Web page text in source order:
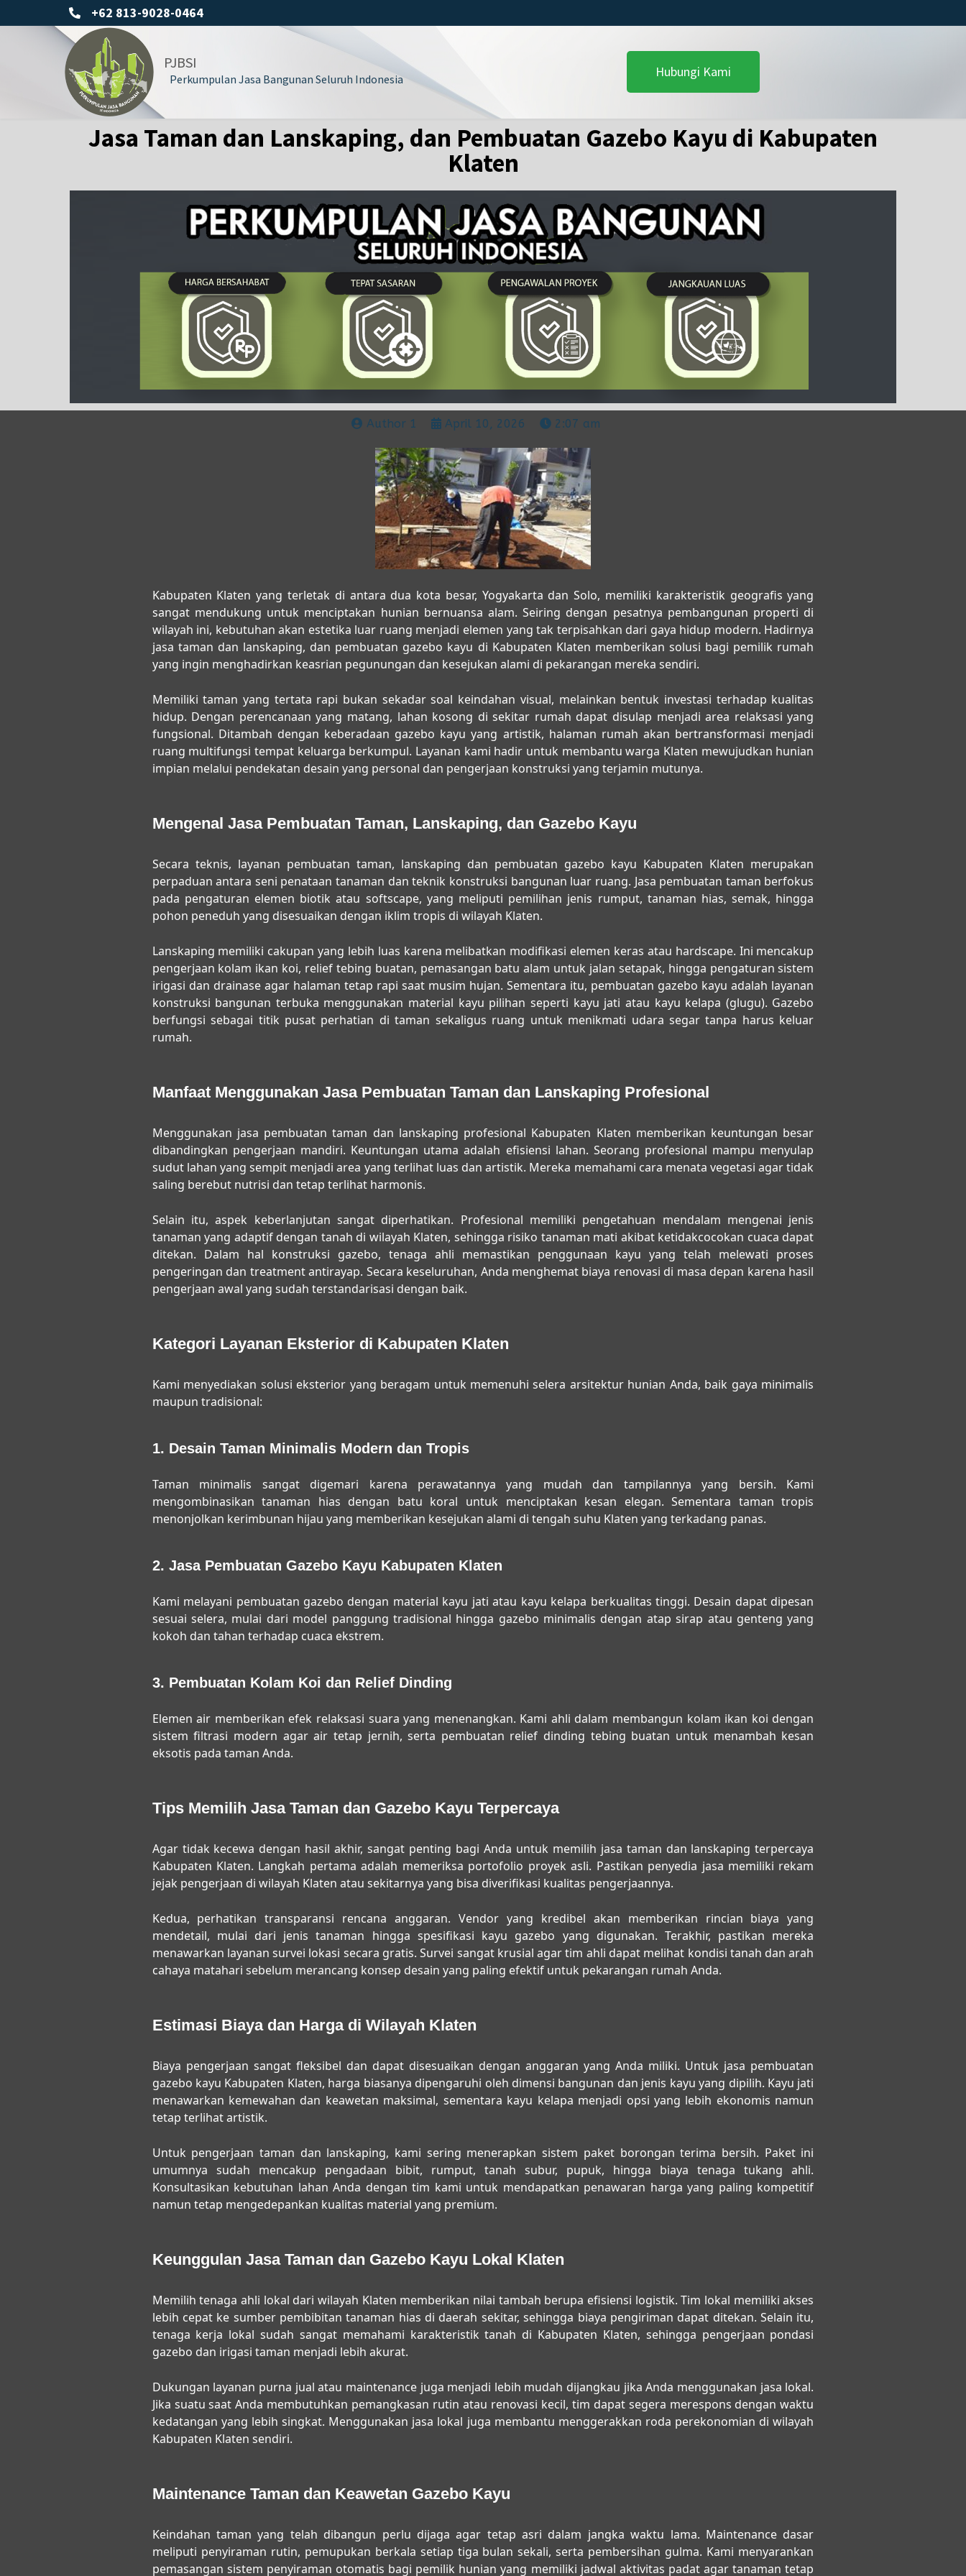
+62 813-9028-0464
PJBSI
Perkumpulan Jasa Bangunan Seluruh Indonesia Hubungi Kami
Jasa Taman dan Lanskaping, dan Pembuatan Gazebo Kayu di Kabupaten
Klaten
Author 1 April 10, 2026 2:07 am
Kabupaten Klaten yang terletak di antara dua kota besar, Yogyakarta dan Solo, memiliki karakteristik geografis yang
sangat mendukung untuk menciptakan hunian bernuansa alam. Seiring dengan pesatnya pembangunan properti di
wilayah ini, kebutuhan akan estetika luar ruang menjadi elemen yang tak terpisahkan dari gaya hidup modern. Hadirnya
jasa taman dan lanskaping, dan pembuatan gazebo kayu di Kabupaten Klaten memberikan solusi bagi pemilik rumah
yang ingin menghadirkan keasrian pegunungan dan kesejukan alami di pekarangan mereka sendiri.
Memiliki taman yang tertata rapi bukan sekadar soal keindahan visual, melainkan bentuk investasi terhadap kualitas
hidup. Dengan perencanaan yang matang, lahan kosong di sekitar rumah dapat disulap menjadi area relaksasi yang
fungsional. Ditambah dengan keberadaan gazebo kayu yang artistik, halaman rumah akan bertransformasi menjadi
ruang multifungsi tempat keluarga berkumpul. Layanan kami hadir untuk membantu warga Klaten mewujudkan hunian
impian melalui pendekatan desain yang personal dan pengerjaan konstruksi yang terjamin mutunya.
Mengenal Jasa Pembuatan Taman, Lanskaping, dan Gazebo Kayu
Secara teknis, layanan pembuatan taman, lanskaping dan pembuatan gazebo kayu Kabupaten Klaten merupakan
perpaduan antara seni penataan tanaman dan teknik konstruksi bangunan luar ruang. Jasa pembuatan taman berfokus
pada pengaturan elemen biotik atau softscape, yang meliputi pemilihan jenis rumput, tanaman hias, semak, hingga
pohon peneduh yang disesuaikan dengan iklim tropis di wilayah Klaten.
Lanskaping memiliki cakupan yang lebih luas karena melibatkan modifikasi elemen keras atau hardscape. Ini mencakup
pengerjaan kolam ikan koi, relief tebing buatan, pemasangan batu alam untuk jalan setapak, hingga pengaturan sistem
irigasi dan drainase agar halaman tetap rapi saat musim hujan. Sementara itu, pembuatan gazebo kayu adalah layanan
konstruksi bangunan terbuka menggunakan material kayu pilihan seperti kayu jati atau kayu kelapa (glugu). Gazebo
berfungsi sebagai titik pusat perhatian di taman sekaligus ruang untuk menikmati udara segar tanpa harus keluar
rumah.
Manfaat Menggunakan Jasa Pembuatan Taman dan Lanskaping Profesional
Menggunakan jasa pembuatan taman dan lanskaping profesional Kabupaten Klaten memberikan keuntungan besar
dibandingkan pengerjaan mandiri. Keuntungan utama adalah efisiensi lahan. Seorang profesional mampu menyulap
sudut lahan yang sempit menjadi area yang terlihat luas dan artistik. Mereka memahami cara menata vegetasi agar tidak
saling berebut nutrisi dan tetap terlihat harmonis.
Selain itu, aspek keberlanjutan sangat diperhatikan. Profesional memiliki pengetahuan mendalam mengenai jenis
tanaman yang adaptif dengan tanah di wilayah Klaten, sehingga risiko tanaman mati akibat ketidakcocokan cuaca dapat
ditekan. Dalam hal konstruksi gazebo, tenaga ahli memastikan penggunaan kayu yang telah melewati proses
pengeringan dan treatment antirayap. Secara keseluruhan, Anda menghemat biaya renovasi di masa depan karena hasil
pengerjaan awal yang sudah terstandarisasi dengan baik.
Kategori Layanan Eksterior di Kabupaten Klaten
Kami menyediakan solusi eksterior yang beragam untuk memenuhi selera arsitektur hunian Anda, baik gaya minimalis
maupun tradisional:
1. Desain Taman Minimalis Modern dan Tropis
Taman minimalis sangat digemari karena perawatannya yang mudah dan tampilannya yang bersih. Kami
mengombinasikan tanaman hias dengan batu koral untuk menciptakan kesan elegan. Sementara taman tropis
menonjolkan kerimbunan hijau yang memberikan kesejukan alami di tengah suhu Klaten yang terkadang panas.
2. Jasa Pembuatan Gazebo Kayu Kabupaten Klaten
Kami melayani pembuatan gazebo dengan material kayu jati atau kayu kelapa berkualitas tinggi. Desain dapat dipesan
sesuai selera, mulai dari model panggung tradisional hingga gazebo minimalis dengan atap sirap atau genteng yang
kokoh dan tahan terhadap cuaca ekstrem.
3. Pembuatan Kolam Koi dan Relief Dinding
Elemen air memberikan efek relaksasi suara yang menenangkan. Kami ahli dalam membangun kolam ikan koi dengan
sistem filtrasi modern agar air tetap jernih, serta pembuatan relief dinding tebing buatan untuk menambah kesan
eksotis pada taman Anda.
Tips Memilih Jasa Taman dan Gazebo Kayu Terpercaya
Agar tidak kecewa dengan hasil akhir, sangat penting bagi Anda untuk memilih jasa taman dan lanskaping terpercaya
Kabupaten Klaten. Langkah pertama adalah memeriksa portofolio proyek asli. Pastikan penyedia jasa memiliki rekam
jejak pengerjaan di wilayah Klaten atau sekitarnya yang bisa diverifikasi kualitas pengerjaannya.
Kedua, perhatikan transparansi rencana anggaran. Vendor yang kredibel akan memberikan rincian biaya yang
mendetail, mulai dari jenis tanaman hingga spesifikasi kayu gazebo yang digunakan. Terakhir, pastikan mereka
menawarkan layanan survei lokasi secara gratis. Survei sangat krusial agar tim ahli dapat melihat kondisi tanah dan arah
cahaya matahari sebelum merancang konsep desain yang paling efektif untuk pekarangan rumah Anda.
Estimasi Biaya dan Harga di Wilayah Klaten
Biaya pengerjaan sangat fleksibel dan dapat disesuaikan dengan anggaran yang Anda miliki. Untuk jasa pembuatan
gazebo kayu Kabupaten Klaten, harga biasanya dipengaruhi oleh dimensi bangunan dan jenis kayu yang dipilih. Kayu jati
menawarkan kemewahan dan keawetan maksimal, sementara kayu kelapa menjadi opsi yang lebih ekonomis namun
tetap terlihat artistik.
Untuk pengerjaan taman dan lanskaping, kami sering menerapkan sistem paket borongan terima bersih. Paket ini
umumnya sudah mencakup pengadaan bibit, rumput, tanah subur, pupuk, hingga biaya tenaga tukang ahli.
Konsultasikan kebutuhan lahan Anda dengan tim kami untuk mendapatkan penawaran harga yang paling kompetitif
namun tetap mengedepankan kualitas material yang premium.
Keunggulan Jasa Taman dan Gazebo Kayu Lokal Klaten
Memilih tenaga ahli lokal dari wilayah Klaten memberikan nilai tambah berupa efisiensi logistik. Tim lokal memiliki akses
lebih cepat ke sumber pembibitan tanaman hias di daerah sekitar, sehingga biaya pengiriman dapat ditekan. Selain itu,
tenaga kerja lokal sudah sangat memahami karakteristik tanah di Kabupaten Klaten, sehingga pengerjaan pondasi
gazebo dan irigasi taman menjadi lebih akurat.
Dukungan layanan purna jual atau maintenance juga menjadi lebih mudah dijangkau jika Anda menggunakan jasa lokal.
Jika suatu saat Anda membutuhkan pemangkasan rutin atau renovasi kecil, tim dapat segera merespons dengan waktu
kedatangan yang lebih singkat. Menggunakan jasa lokal juga membantu menggerakkan roda perekonomian di wilayah
Kabupaten Klaten sendiri.
Maintenance Taman dan Keawetan Gazebo Kayu
Keindahan taman yang telah dibangun perlu dijaga agar tetap asri dalam jangka waktu lama. Maintenance dasar
meliputi penyiraman rutin, pemupukan berkala setiap tiga bulan sekali, serta pembersihan gulma. Kami menyarankan
pemasangan sistem penyiraman otomatis bagi pemilik hunian yang memiliki jadwal aktivitas padat agar tanaman tetap